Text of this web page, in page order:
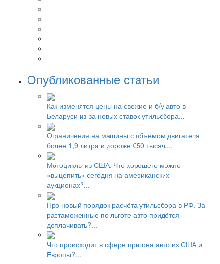
Опубликованные статьи
Как изменятся цены на свежие и б/у авто в
Беларуси из-за новых ставок утильсбора...
Ограничения на машины с объёмом двигателя
более 1,9 литра и дороже €50 тысяч....
Мотоциклы из США. Что хорошего можно
«выцепить» сегодня на американских
аукционах?...
Про новый порядок расчёта утильсбора в РФ. За
растаможенные по льготе авто придётся
доплачивать?...
Что происходит в сфере пригона авто из США и
Европы?...